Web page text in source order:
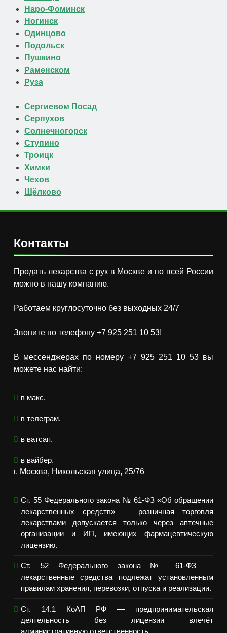
Наро-Фоминск
Ногинск
Одинцово
Подольск
Пушкино
Раменском
Руза
Сергиевом Посад
Серпухов
Солнечногорск
Ступино
Троицк
Химки
Чехов
Щёлково
Контакты
Продать лекарства с рук в Москве и по всей России
можно в нашу компанию.
Работаем круглосуточно без выходных 24/7
Звоните по телефону +7 925 251 10 53!
В мессенджерах по номеру +7 925 251 10 53 вы
можете нас найти:
в макс.
в телеграм.
в ватсап.
в вайбер.
г. Москва, Никольская улица, 25/76
Ст. 55 Федерального закона № 61-ФЗ «Об обращении
лекарственных средств» — розничная торговля
лекарствами допускается только через аптечные
организации и ИП, имеющих фармацевтическую
лицензию.
Ст. 52 Федерального закона № 61-ФЗ —
лекарственные средства подлежат установленным
правилам хранения, перевозки, отпуска и реализации.
Ст. 14.1 КоАП РФ — предпринимательская
деятельность без лицензии влечёт